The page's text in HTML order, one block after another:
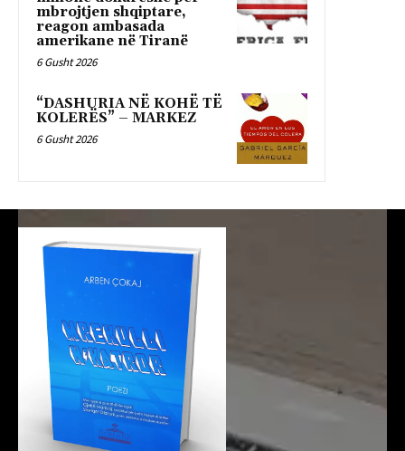
mbrojtjen shqiptare,
reagon ambasada
amerikane në Tiranë
6 Gusht 2026
“DASHURIA NË KOHË TË
KOLERËS” – MARKEZ
6 Gusht 2026